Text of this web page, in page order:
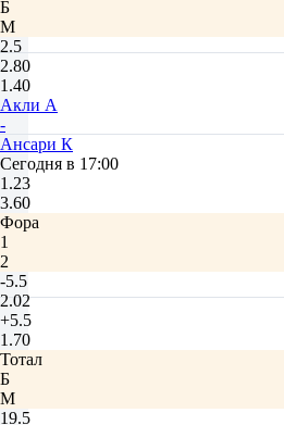
Б
М
2.5
2.80
1.40
Акли А
-
Ансари К
Сегодня в 17:00
1.23
3.60
Фора
1
2
-5.5
2.02
+5.5
1.70
Тотал
Б
М
19.5